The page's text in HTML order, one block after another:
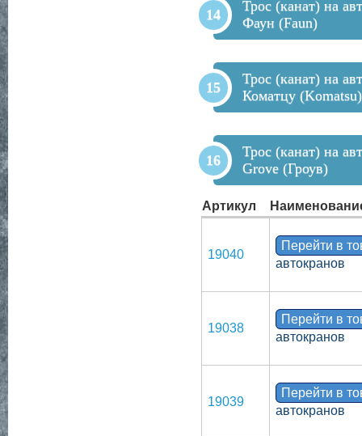
Трос (канат) на
Фаун (Faun)
Трос (канат) на
Коматцу (Komatsu)
Трос (канат) на
Grove (Гроув)
Артикул
19040
Перейти в
автокранов
19038
Перейти в
автокранов
19039
Перейти в
автокранов